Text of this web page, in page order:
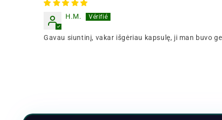
H.M.
Gavau siuntinį, vakar išgėriau kapsulę, ji man buvo